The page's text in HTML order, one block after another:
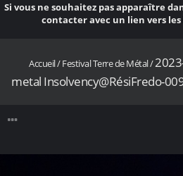
Si vous ne souhaitez pas apparaître
contacter avec un lien vers
Accueil/Festival Terre de Métal/
metal Insolvency@RésiFredo-